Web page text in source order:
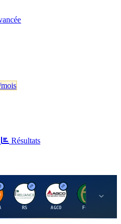
Résultats
R
RS
A
AGCO FCFS